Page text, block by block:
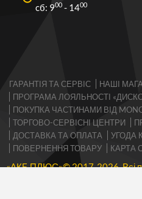
cб: 900 - 1400
ГАРАНТІЯ ТА СЕРВІС
НАШІ
ПРОГРАМА ЛОЯЛЬНОСТІ
ПОКУПКА ЧАСТИНАМИ ВІД
ТОРГОВО-СЕРВІСНІ ЦЕНТРИ
ДОСТАВКА ТА ОПЛАТА
УГОДА
ПОВЕРНЕННЯ ТОВАРУ
КАРТА
«АКБ ПЛЮС»© 2017-2026 Всі